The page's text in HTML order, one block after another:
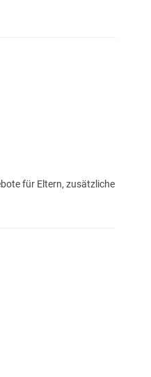
für Eltern, zusätzliche